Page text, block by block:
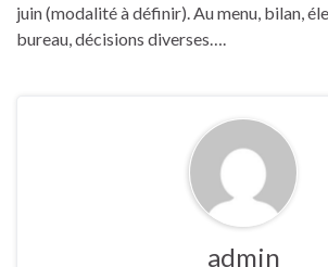
juin (modalité à définir). Au menu, bilan,
bureau, décisions diverses….
admin